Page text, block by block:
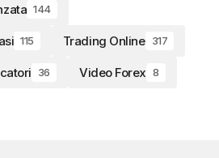
144
115 Trading Online 317
36 Video Forex 8